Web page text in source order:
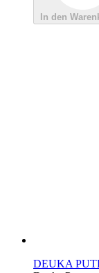
In den
DEUKA